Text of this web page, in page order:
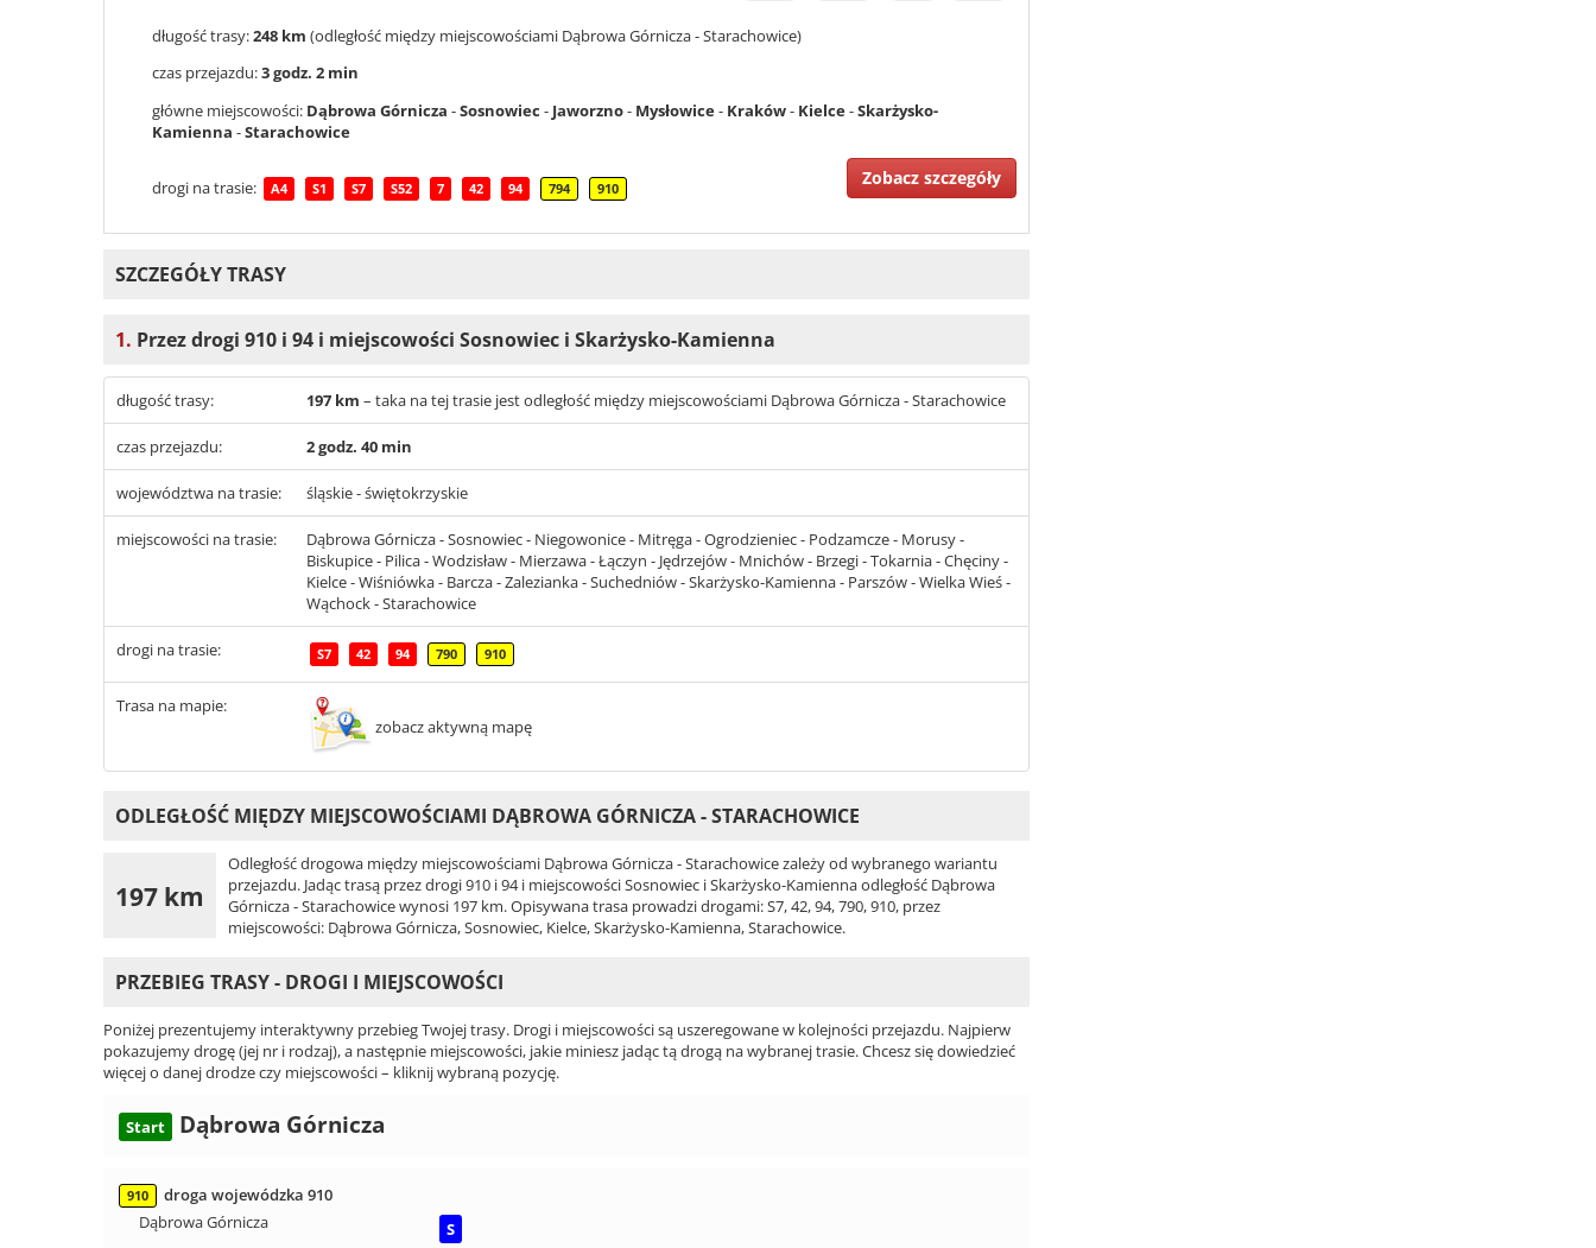
długość trasy:248 km (odległość między miejscowościami Dąbrowa Górnicza - Starachowice)
czas przejazdu:3 godz. 2 min
główne miejscowości: Dąbrowa Górnicza -Sosnowiec - Jaworzno- Mysłowice- Kraków- Kielce-Skarżysko-
Kamienna -Starachowice
drogi na trasie: A4 S1 S7 S52 7 42 94 794 910
Zobacz szczegóły
SZCZEGÓŁY TRASY
1. Przez drogi 910 i 94 i miejscowości Sosnowiec i Skarżysko-Kamienna
długość trasy: 197 km – taka na tej trasie jest odległość między miejscowościami Dąbrowa Górnicza - Starachowice
czas przejazdu: 2 godz. 40 min
województwa na trasie: śląskie - świętokrzyskie
miejscowości na trasie:
Dąbrowa Górnicza - Sosnowiec - Niegowonice - Mitręga - Ogrodzieniec - Podzamcze - Morusy -
Biskupice - Pilica - Wodzisław - Mierzawa - Łączyn - Jędrzejów - Mnichów - Brzegi - Tokarnia - Chęciny -
Kielce - Wiśniówka - Barcza - Zalezianka - Suchedniów - Skarżysko-Kamienna - Parszów - Wielka Wieś -
Wąchock - Starachowice
drogi na trasie: S7 42 94 790 910
Trasa na mapie:
zobacz aktywną mapę
ODLEGŁOŚĆ MIĘDZY MIEJSCOWOŚCIAMI DĄBROWA GÓRNICZA - STARACHOWICE
197 km
Odległość drogowa między miejscowościami Dąbrowa Górnicza - Starachowice zależy od wybranego wariantu
przejazdu. Jadąc trasą przez drogi 910 i 94 i miejscowości Sosnowiec i Skarżysko-Kamienna odległość Dąbrowa
Górnicza - Starachowice wynosi 197 km. Opisywana trasa prowadzi drogami: S7, 42, 94, 790, 910, przez
miejscowości: Dąbrowa Górnicza, Sosnowiec, Kielce, Skarżysko-Kamienna, Starachowice.
PRZEBIEG TRASY - DROGI I MIEJSCOWOŚCI
Poniżej prezentujemy interaktywny przebieg Twojej trasy. Drogi i miejscowości są uszeregowane w kolejności przejazdu. Najpierw
pokazujemy drogę (jej nr i rodzaj), a następnie miejscowości, jakie miniesz jadąc tą drogą na wybranej trasie. Chcesz się dowiedzieć
więcej o danej drodze czy miejscowości – kliknij wybraną pozycję.
Start Dąbrowa Górnicza
910
droga wojewódzka 910
Dąbrowa Górnicza
S